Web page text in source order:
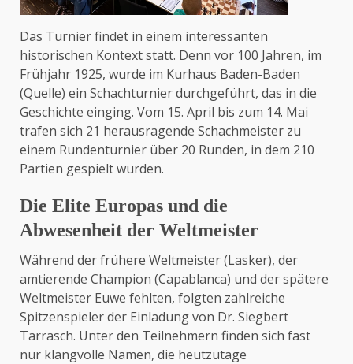
Das Turnier findet in einem interessanten
historischen Kontext statt. Denn vor 100 Jahren, im
Frühjahr 1925, wurde im Kurhaus Baden-Baden
(Quelle) ein Schachturnier durchgeführt, das in die
Geschichte einging. Vom 15. April bis zum 14. Mai
trafen sich 21 herausragende Schachmeister zu
einem Rundenturnier über 20 Runden, in dem 210
Partien gespielt wurden.
Die Elite Europas und die
Abwesenheit der Weltmeister
Während der frühere Weltmeister (Lasker), der
amtierende Champion (Capablanca) und der spätere
Weltmeister Euwe fehlten, folgten zahlreiche
Spitzenspieler der Einladung von Dr. Siegbert
Tarrasch. Unter den Teilnehmern finden sich fast
nur klangvolle Namen, die heutzutage